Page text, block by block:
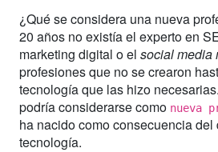
¿Qué se considera una nueva
20 años no existía el experto en
marketing digital o el social media
profesiones que no se crearon
tecnología que las hizo
podría considerarse como nueva
ha nacido como consecuencia
tecnología.